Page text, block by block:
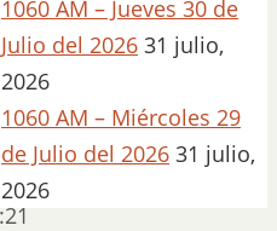
00:00:31
(P) 2003 00:00:00
00:05:01
00:04:21
1060 AM – Jueves 30 de
Julio del 2026 31 julio,
2026
1060 AM – Miércoles 29
de Julio del 2026 31 julio,
2026